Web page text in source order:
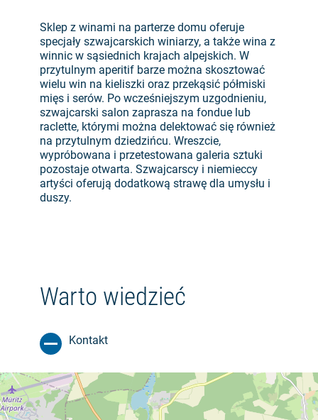
Sklep z winami na parterze domu oferuje
specjały szwajcarskich winiarzy, a także wina z
winnic w sąsiednich krajach alpejskich. W
przytulnym aperitif barze można skosztować
wielu win na kieliszki oraz przekąsić półmiski
mięs i serów. Po wcześniejszym uzgodnieniu,
szwajcarski salon zaprasza na fondue lub
raclette, którymi można delektować się również
na przytulnym dziedzińcu. Wreszcie,
wypróbowana i przetestowana galeria sztuki
pozostaje otwarta. Szwajcarscy i niemieccy
artyści oferują dodatkową strawę dla umysłu i
duszy.
Warto wiedzieć
Kontakt